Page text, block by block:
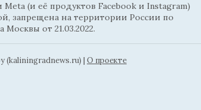
(и её продуктов Facebook и Instagram)
запрещена на территории России по
от 21.03.2022.
(kaliningradnews.ru) | О проекте